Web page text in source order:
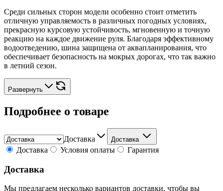
Среди сильных сторон модели особенно стоит отметить
отличную управляемость в различных погодных условиях,
прекрасную курсовую устойчивость, мгновенную и точную
реакцию на каждое движение руля. Благодаря эффективному
водоотведению, шина защищена от аквапланирования, что
обеспечивает безопасность на мокрых дорогах, что так важно
в летний сезон.
Развернуть
Подробнее о товаре
Доставка Доставка
Доставка Условия оплаты Гарантия
Доставка
Мы предлагаем несколько вариантов доставки, чтобы вы